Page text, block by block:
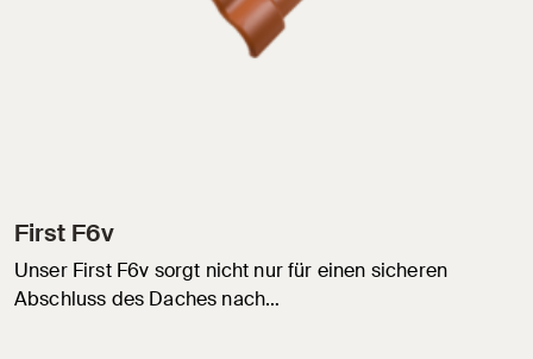
First F6v
Unser First F6v sorgt nicht nur für einen sicheren
Abschluss des Daches nach…